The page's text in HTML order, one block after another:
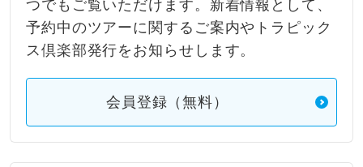
つでもご覧いただけます。新着情報として、
予約中のツアーに関するご案内やトラピック
ス倶楽部発行をお知らせします。
会員登録（無料）